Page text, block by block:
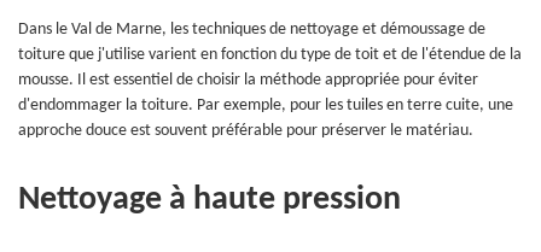
Dans le Val de Marne, les techniques de nettoyage et démoussage de
toiture que j'utilise varient en fonction du type de toit et de l'étendue de la
mousse. Il est essentiel de choisir la méthode appropriée pour éviter
d'endommager la toiture. Par exemple, pour les tuiles en terre cuite, une
approche douce est souvent préférable pour préserver le matériau.
Nettoyage à haute pression